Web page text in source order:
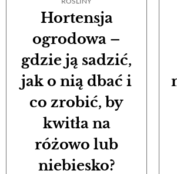
Hortensja
ogrodowa –
gdzie ją sadzić,
jak o nią dbać i
co zrobić, by
kwitła na
różowo lub
niebiesko?